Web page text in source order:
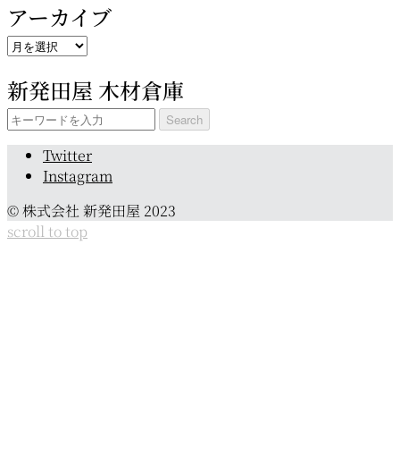
アーカイブ
ア
カ
イ
ブ
新発田屋 木材倉庫
Search
Twitter
Instagram
© 株式会社 新発田屋 2023
scroll to top